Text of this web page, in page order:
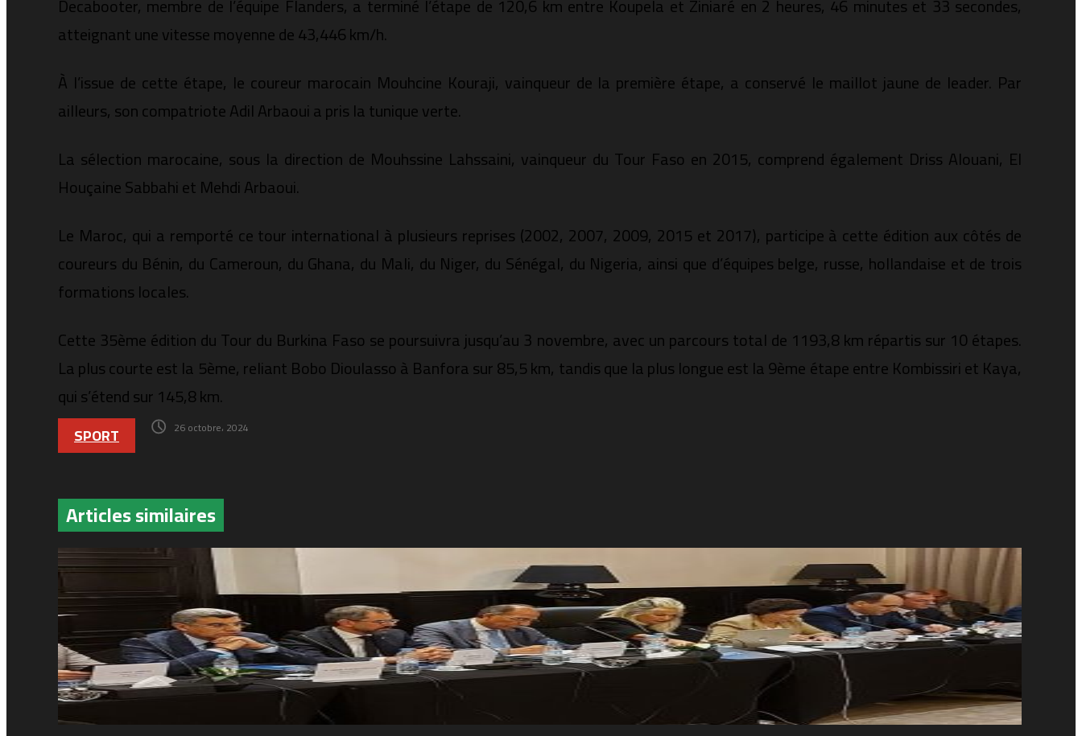
Decabooter, membre de l’équipe Flanders, a terminé l’étape de 120,6 km entre Koupela et Ziniaré en 2 heures, 46 minutes et 33 secondes,
atteignant une vitesse moyenne de 43,446 km/h.
À l’issue de cette étape, le coureur marocain Mouhcine Kouraji, vainqueur de la première étape, a conservé le maillot jaune de leader. Par
ailleurs, son compatriote Adil Arbaoui a pris la tunique verte.
La sélection marocaine, sous la direction de Mouhssine Lahssaini, vainqueur du Tour Faso en 2015, comprend également Driss Alouani, El
Houçaine Sabbahi et Mehdi Arbaoui.
Le Maroc, qui a remporté ce tour international à plusieurs reprises (2002, 2007, 2009, 2015 et 2017), participe à cette édition aux côtés de
coureurs du Bénin, du Cameroun, du Ghana, du Mali, du Niger, du Sénégal, du Nigeria, ainsi que d’équipes belge, russe, hollandaise et de trois
formations locales.
Cette 35ème édition du Tour du Burkina Faso se poursuivra jusqu’au 3 novembre, avec un parcours total de 1193,8 km répartis sur 10 étapes.
La plus courte est la 5ème, reliant Bobo Dioulasso à Banfora sur 85,5 km, tandis que la plus longue est la 9ème étape entre Kombissiri et Kaya,
qui s’étend sur 145,8 km.
SPORT 26 octobre، 2024
Articles similaires